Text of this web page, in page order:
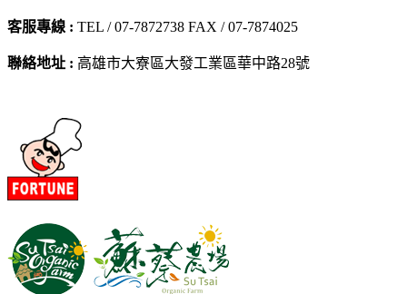
客服專線 : TEL / 07-7872738 FAX / 07-7874025
聯絡地址 : 高雄市大寮區大發工業區華中路28號